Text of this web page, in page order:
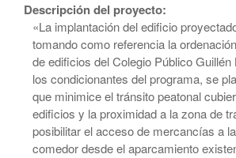
Descripción del proyecto:
«La implantación del edificio
tomando como referencia la
de edificios del Colegio Público
los condicionantes del programa, se
que minimice el tránsito peatonal
edificios y la proximidad a la zona de
posibilitar el acceso de mercancías a
comedor desde el aparcamiento